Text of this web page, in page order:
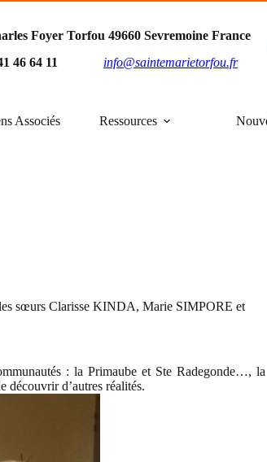
Foyer Torfou 49660 Sevremoine France
46 64 11
info@saintemarietorfou.fr
Associés Ressources
sœurs Clarisse KINDA, Marie SIMPORE et
: la Primaube et Ste Radegonde…, la
découvrir d’autres réalités.